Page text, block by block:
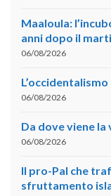
Maaloula:
anni dopo il
06/08/2026
06/08/2026
Da dove viene la
06/08/2026
Il pro-Pal che
sfruttamento